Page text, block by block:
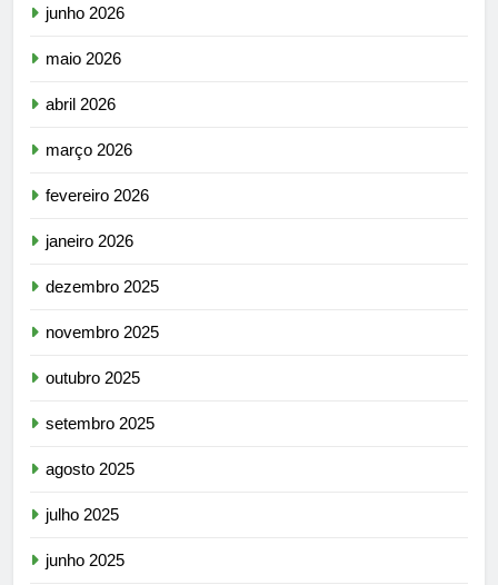
junho 2026
maio 2026
abril 2026
março 2026
fevereiro 2026
janeiro 2026
dezembro 2025
novembro 2025
outubro 2025
setembro 2025
agosto 2025
julho 2025
junho 2025